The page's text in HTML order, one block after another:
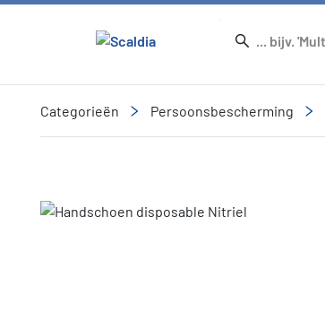
Categorieën Persoonsbescherming
Slide 1 of 1